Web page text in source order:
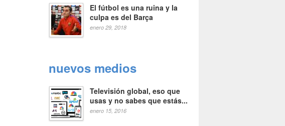
El fútbol es una ruina y la
culpa es del Barça
enero 29, 2018
nuevos medios
Televisión global, eso que
usas y no sabes que estás...
enero 15, 2016